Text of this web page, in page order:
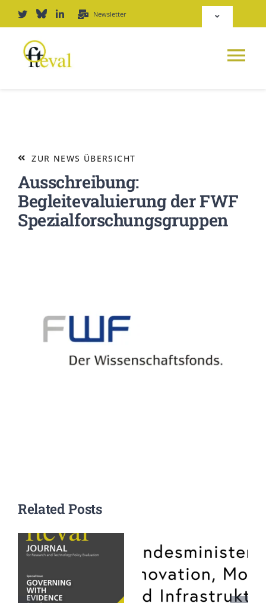
Inhalt
springen
Newsletter
Toggle
Deutsch
Login
JOURNAL
PODCAST
ZUR NEWS ÜBERSICHT
Ausschreibung:
Begleitevaluierung der FWF
Spezialforschungsgruppen
Related Posts